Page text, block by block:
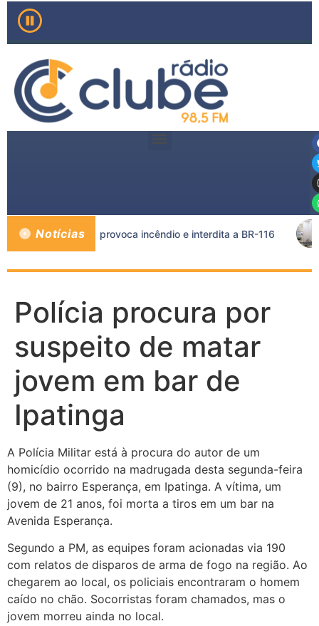
Notícias
caminhão-tanque provoca incêndio e interdita a BR-116
Polícia procura por
suspeito de matar
jovem em bar de
Ipatinga
A Polícia Militar está à procura do autor de um
homicídio ocorrido na madrugada desta segunda-feira
(9), no bairro Esperança, em Ipatinga. A vítima, um
jovem de 21 anos, foi morta a tiros em um bar na
Avenida Esperança.
Segundo a PM, as equipes foram acionadas via 190
com relatos de disparos de arma de fogo na região. Ao
chegarem ao local, os policiais encontraram o homem
caído no chão. Socorristas foram chamados, mas o
jovem morreu ainda no local.